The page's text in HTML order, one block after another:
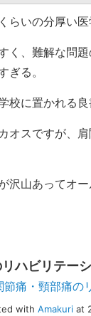
らいの分厚い
く、難解な問
ぎる。
校に置かれる
オスですが、
沢山あってオ
ハビリテー
節痛・頸部痛の
with Amakuriat